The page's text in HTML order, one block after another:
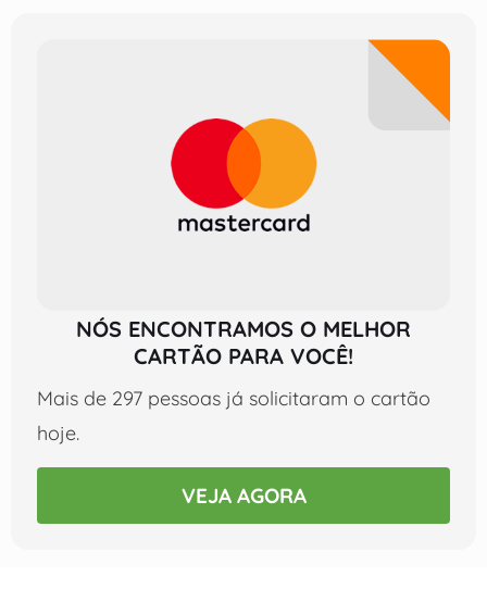
NÓS ENCONTRAMOS O MELHOR
CARTÃO PARA VOCÊ!
Mais de 297 pessoas já solicitaram o cartão
hoje.
VEJA AGORA